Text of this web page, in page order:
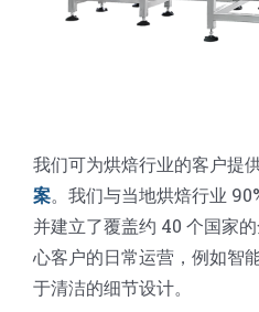
我们可为烘焙行业的客户提
案。我们与当地烘焙行业
并建立了覆盖约 40 个国家
心客户的日常运营，例如智
于清洁的细节设计。